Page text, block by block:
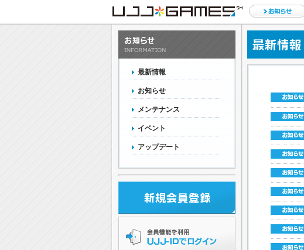
最新情報
お知らせ
メンテナンス
イベント
アップデート